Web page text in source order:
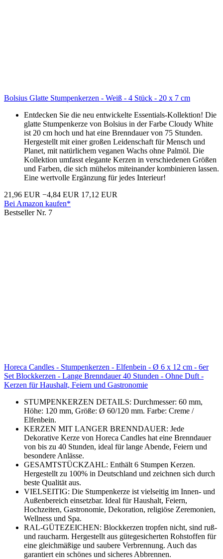
Bolsius Glatte Stumpenkerzen - Weiß - 4 Stück - 20 x 7 cm
Entdecken Sie die neu entwickelte Essentials-Kollektion! Die
glatte Stumpenkerze von Bolsius in der Farbe Cloudy White
ist 20 cm hoch und hat eine Brenndauer von 75 Stunden.
Hergestellt mit einer großen Leidenschaft für Mensch und
Planet, mit natürlichem veganen Wachs ohne Palmöl. Die
Kollektion umfasst elegante Kerzen in verschiedenen Größen
und Farben, die sich mühelos miteinander kombinieren lassen.
Eine wertvolle Ergänzung für jedes Interieur!
21,96 EUR −4,84 EUR 17,12 EUR
Bei Amazon kaufen*
Bestseller Nr. 7
Horeca Candles - Stumpenkerzen - Elfenbein - Ø 6 x 12 cm - 6er
Set Blockkerzen - Lange Brenndauer 40 Stunden - Ohne Duft -
Kerzen für Haushalt, Feiern und Gastronomie
STUMPENKERZEN DETAILS: Durchmesser: 60 mm,
Höhe: 120 mm, Größe: Ø 60/120 mm. Farbe: Creme /
Elfenbein.
KERZEN MIT LANGER BRENNDAUER: Jede
Dekorative Kerze von Horeca Candles hat eine Brenndauer
von bis zu 40 Stunden, ideal für lange Abende, Feiern und
besondere Anlässe.
GESAMTSTÜCKZAHL: Enthält 6 Stumpen Kerzen.
Hergestellt zu 100% in Deutschland und zeichnen sich durch
beste Qualität aus.
VIELSEITIG: Die Stumpenkerze ist vielseitig im Innen- und
Außenbereich einsetzbar. Ideal für Haushalt, Feiern,
Hochzeiten, Gastronomie, Dekoration, religiöse Zeremonien,
Wellness und Spa.
RAL-GÜTEZEICHEN: Blockkerzen tropfen nicht, sind ruß-
und raucharm. Hergestellt aus gütegesicherten Rohstoffen für
eine gleichmäßige und saubere Verbrennung. Auch das
garantiert ein schönes und sicheres Abbrennen.